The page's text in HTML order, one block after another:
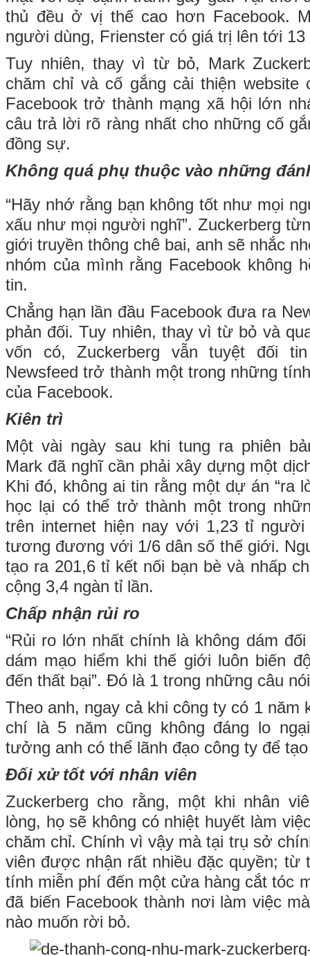
thủ đều ở vị thế cao hơn Facebook.
người dùng, Frienster có giá trị lên tới 13
Tuy nhiên, thay vì từ bỏ, Mark
chăm chỉ và cố gắng cải thiện website
Facebook trở thành mạng xã hội lớn
câu trả lời rõ ràng nhất cho những cố
đồng sự.
Không quá phụ thuộc vào những
“Hãy nhớ rằng bạn không tốt như mọi
xấu như mọi người nghĩ”. Zuckerberg
giới truyền thông chê bai, anh sẽ nhắc
nhóm của mình rằng Facebook không
tin.
Chẳng hạn lần đầu Facebook đưa ra
phản đối. Tuy nhiên, thay vì từ bỏ và
vốn có, Zuckerberg vẫn tuyệt đối
Newsfeed trở thành một trong những
của Facebook.
Kiên trì
Một vài ngày sau khi tung ra phiên
Mark đã nghĩ cần phải xây dựng một
Khi đó, không ai tin rằng một dự án “ra
học lại có thể trở thành một trong
trên internet hiện nay với 1,23 tỉ
tương đương với 1/6 dân số thế giới.
tạo ra 201,6 tỉ kết nối bạn bè và nhấp
cộng 3,4 ngàn tỉ lần.
Chấp nhận rủi ro
“Rủi ro lớn nhất chính là không dám
dám mạo hiểm khi thế giới luôn biến
đến thất bại”. Đó là 1 trong những câu
Theo anh, ngay cả khi công ty có 1 năm
chí là 5 năm cũng không đáng lo
tưởng anh có thể lãnh đạo công ty để
Đối xử tốt với nhân viên
Zuckerberg cho rằng, một khi nhân
lòng, họ sẽ không có nhiệt huyết làm
chăm chỉ. Chính vì vậy mà tại trụ sở
viên được nhận rất nhiều đặc quyền; từ
tính miễn phí đến một cửa hàng cắt tóc
đã biến Facebook thành nơi làm việc
nào muốn rời bỏ.